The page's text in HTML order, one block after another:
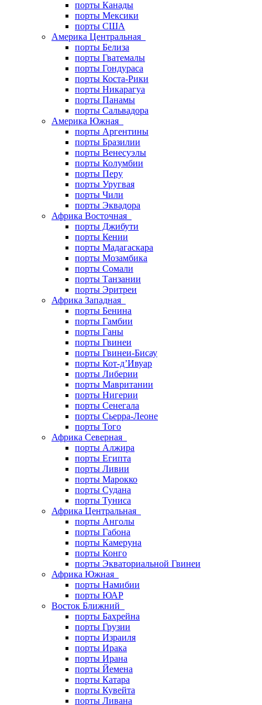
порты Канады
порты Мексики
порты США
Америка Центральная
порты Белиза
порты Гватемалы
порты Гондураса
порты Коста-Рики
порты Никарагуа
порты Панамы
порты Сальвадора
Америка Южная
порты Аргентины
порты Бразилии
порты Венесуэлы
порты Колумбии
порты Перу
порты Уругвая
порты Чили
порты Эквадора
Африка Восточная
порты Джибути
порты Кении
порты Мадагаскара
порты Мозамбика
порты Сомали
порты Танзании
порты Эритреи
Африка Западная
порты Бенина
порты Гамбии
порты Ганы
порты Гвинеи
порты Гвинеи-Бисау
порты Кот-д’Ивуар
порты Либерии
порты Мавритании
порты Нигерии
порты Сенегала
порты Сьерра-Леоне
порты Того
Африка Северная
порты Алжира
порты Египта
порты Ливии
порты Марокко
порты Судана
порты Туниса
Африка Центральная
порты Анголы
порты Габона
порты Камеруна
порты Конго
порты Экваториальной Гвинеи
Африка Южная
порты Намибии
порты ЮАР
Восток Ближний
порты Бахрейна
порты Грузии
порты Израиля
порты Ирака
порты Ирана
порты Йемена
порты Катара
порты Кувейта
порты Ливана